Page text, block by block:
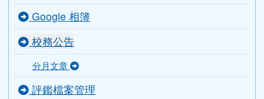
Google 相簿
校務公告
分月文章
評鑑檔案管理